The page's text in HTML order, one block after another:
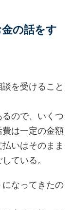
金の話をす
を受けること
ので、いくつ
は一定の金額
いはそのまま
ている。
なってきたの